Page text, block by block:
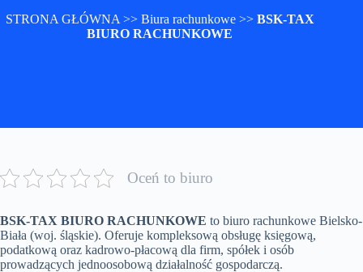
STRONA GŁÓWNA >> Biura rachunkowe>> BSK-TAX
BIURO RACHUNKOWE
Oceń to biuro
BSK-TAX BIURO RACHUNKOWE to biuro rachunkowe Bielsko-
Biała (woj. śląskie). Oferuje kompleksową obsługę księgową,
podatkową oraz kadrowo-płacową dla firm, spółek i osób
prowadzących jednoosobową działalność gospodarczą.